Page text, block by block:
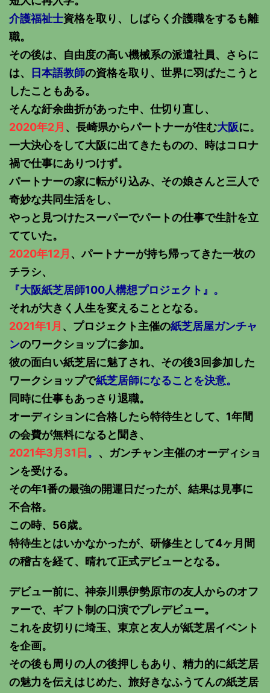
介護福祉士資格を取り、しばらく介護職をするも離
職。
その後は、自由度の高い機械系の派遣社員、さらに
は、
日本語教師の資格を取り、世界に羽ばたこうと
したこともある。
そんな紆余曲折があった中、仕切り直し、
2020年2月 、長崎県からパートナーが住む大阪に。
一大決心をして大阪に出てきたものの、時はコロナ
禍で仕事にありつけず。
パートナーの家に転がり込み、その娘さんと三人で
奇妙な共同生活をし、
やっと見つけたスーパーでパートの仕事で生計を立
てていた。
2020年12月 、パートナーが持ち帰ってきた一枚の
チラシ、
『大阪紙芝居師100人構想プロジェクト』。
それが大きく人生を変えることとなる。
2021年1月 、プロジェクト主催の紙芝居屋ガンチャ
ンのワークショップに参加。
彼の面白い紙芝居に魅了され、その後3回参加した
ワークショップで紙芝居師になることを決意。
同時に仕事もあっさり退職。
オーディションに合格したら特待生として、1年間
の会費が無料になると聞き、
2021年3月31日 。 、ガンチャン主催のオーディショ
ンを受ける。
その年1番の最強の開運日だったが、結果は見事に
不合格。
この時、56歳。
特待生とはいかなかったが、研修生として4ヶ月間
の稽古を経て、晴れて正式デビューとなる。
デビュー前に、神奈川県伊勢原市の友人からのオフ
ァーで、ギフト制の口演でプレデビュー。
これを皮切りに埼玉、東京と友人が紙芝居イベント
を企画。
その後も周りの人の後押しもあり、精力的に紙芝居
の魅力を伝えはじめた、旅好きなふうてんの紙芝居